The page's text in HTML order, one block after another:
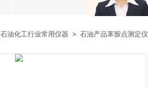
石油化工行业常用仪器 > 石油产品苯胺点测定仪